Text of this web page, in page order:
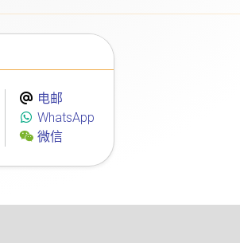
电邮
WhatsApp
微信